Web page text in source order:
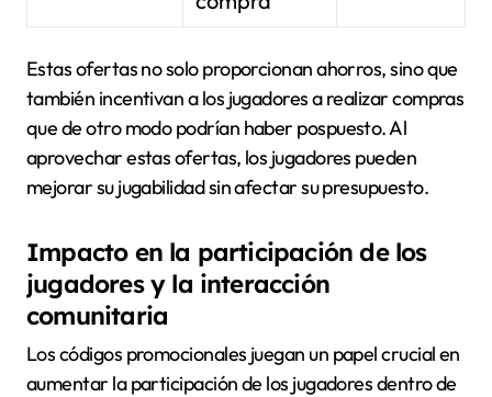
Estas ofertas no solo proporcionan ahorros, sino que
también incentivan a los jugadores a realizar compras
que de otro modo podrían haber pospuesto. Al
aprovechar estas ofertas, los jugadores pueden
mejorar su jugabilidad sin afectar su presupuesto.
Impacto en la participación de los
jugadores y la interacción
comunitaria
Los códigos promocionales juegan un papel crucial en
aumentar la participación de los jugadores dentro de